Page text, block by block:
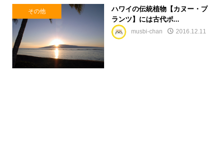
その他
ハワイの伝統植物【カヌー・プ
ランツ】には古代ポ...
musbi-chan 2016.12.11